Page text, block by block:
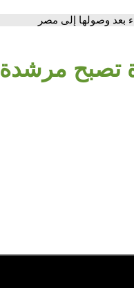
بعد وصولها إلى مصر
تصبح مرشدة